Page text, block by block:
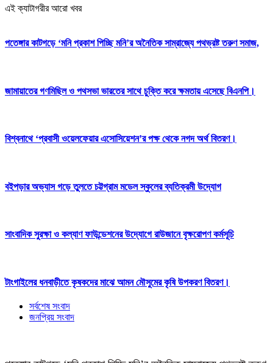
এই ক্যাটাগরীর আরো খবর
পতেঙ্গার কাটগড়ে ‘মনি প্রকাশ পিচ্ছি মনি’র অনৈতিক সাম্রাজ্যে পথভ্রষ্ট তরুণ সমাজ,
জামায়াতের গণমিছিল ও পথসভা ভারতের সাথে চুক্তি করে ক্ষমতায় এসেছে বিএনপি।
বিশ্বনাথে ‘প্রবাসী ওয়েলফেয়ার এসোসিয়েশন’র পক্ষ থেকে নগদ অর্থ বিতরণ।
বইপড়ার অভ্যাস গড়ে তুলতে চট্টগ্রাম মডেল স্কুলের ব্যতিক্রমী উদ্যোগ
সাংবাদিক সুরক্ষা ও কল্যাণ ফাউন্ডেশনের উদ্যোগে রাউজানে বৃক্ষরোপণ কর্মসূচি
টাংগাইলের ধনবাড়ীতে কৃষকদের মাঝে আমন মৌসুমের কৃষি উপকরণ বিতরণ।
সর্বশেষ সংবাদ
জনপ্রিয় সংবাদ